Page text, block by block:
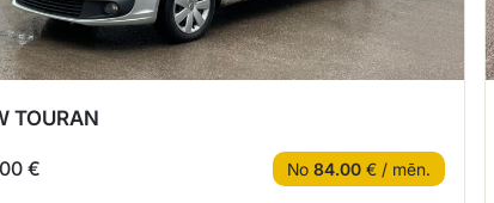
TOURAN
€ No 84.00 € / mēn.